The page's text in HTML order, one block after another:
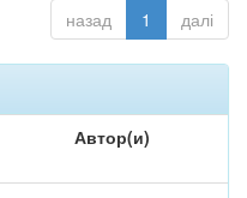
назад 1 далі
Автор(и)